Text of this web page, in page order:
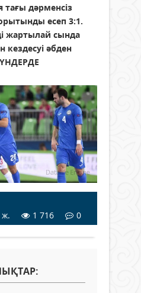
тағы дәрменсіз
есеп 3:1.
жартылай сында
әбден
ж.
1 716 0